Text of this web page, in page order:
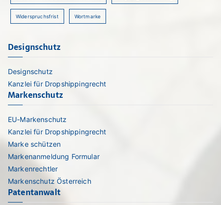
Widerspruchsfrist Wortmarke
Designschutz
Designschutz
Kanzlei für Dropshippingrecht
Markenschutz
EU-Markenschutz
Kanzlei für Dropshippingrecht
Marke schützen
Markenanmeldung Formular
Markenrechtler
Markenschutz Österreich
Patentanwalt